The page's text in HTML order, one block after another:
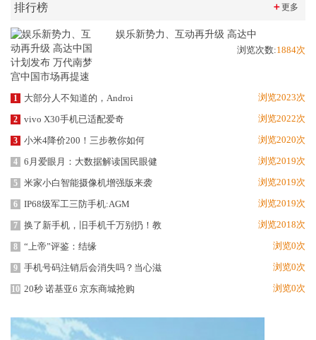
排行榜 ＋更多
娱乐新势力、互动再升级 高达中
浏览次数:1884次
1 大部分人不知道的，Androi 浏览2023次
2 vivo X30手机已适配爱奇 浏览2022次
3 小米4降价200！三步教你如何 浏览2020次
4 6月爱眼月：大数据解读国民眼健 浏览2019次
5 米家小白智能摄像机增强版来袭 浏览2019次
6 IP68级军工三防手机:AGM 浏览2019次
7 换了新手机，旧手机千万别扔！教 浏览2018次
8 “上帝”评鉴：结缘 浏览0次
9 手机号码注销后会消失吗？当心滋 浏览0次
10 20秒 诺基亚6 京东商城抢购 浏览0次